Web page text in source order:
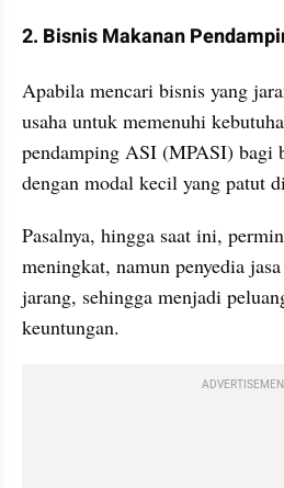
2. Bisnis Makanan
Apabila mencari bisnis yang
usaha untuk memenuhi
pendamping ASI (MPASI) bagi
dengan modal kecil yang patut
Pasalnya, hingga saat ini,
meningkat, namun penyedia
jarang, sehingga menjadi
keuntungan.